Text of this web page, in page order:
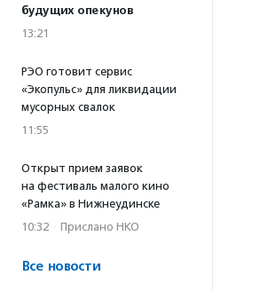
будущих опекунов
13:21
РЭО готовит сервис
«Экопульс» для ликвидации
мусорных свалок
11:55
Открыт прием заявок
на фестиваль малого кино
«Рамка» в Нижнеудинске
10:32 · Прислано НКО
Все новости